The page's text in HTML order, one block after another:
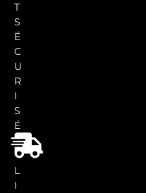
T
S
É
C
U
R
I
S
É
L
I